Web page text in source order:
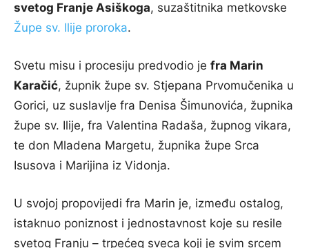
svetog Franje Asiškoga, suzaštitnika metkovske
Župe sv. Ilije proroka.
Svetu misu i procesiju predvodio je fra Marin
Karačić, župnik župe sv. Stjepana Prvomučenika u
Gorici, uz suslavlje fra Denisa Šimunovića, župnika
župe sv. Ilije, fra Valentina Radaša, župnog vikara,
te don Mladena Margetu, župnika župe Srca
Isusova i Marijina iz Vidonja.
U svojoj propovijedi fra Marin je, između ostalog,
istaknuo poniznost i jednostavnost koje su resile
svetog Franju – trpećeg sveca koji je svim srcem